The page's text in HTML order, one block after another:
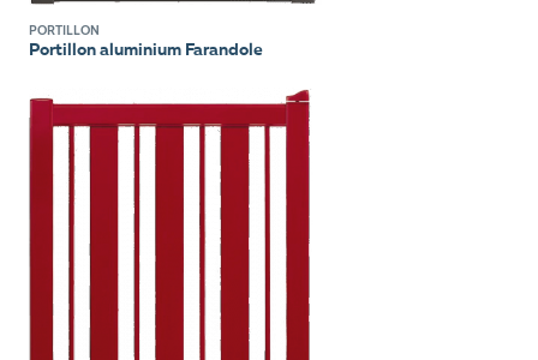
PORTILLON
Portillon aluminium Farandole